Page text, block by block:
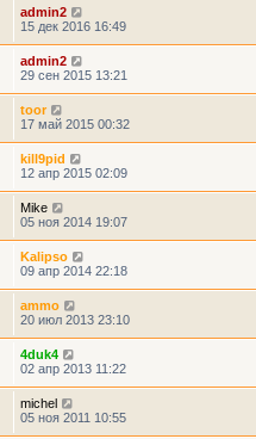
admin2
15 дек 2016 16:49
admin2
29 сен 2015 13:21
toor
17 май 2015 00:32
kill9pid
12 апр 2015 02:09
Mike
05 ноя 2014 19:07
Kalipso
09 апр 2014 22:18
ammo
20 июл 2013 23:10
4duk4
02 апр 2013 11:22
michel
05 ноя 2011 10:55